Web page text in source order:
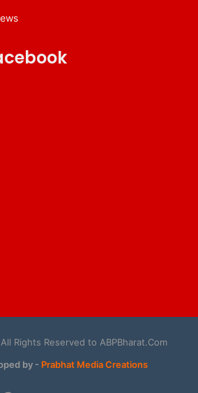
Rights Reserved to ABPBharat.Com
by - Prabhat Media Creations